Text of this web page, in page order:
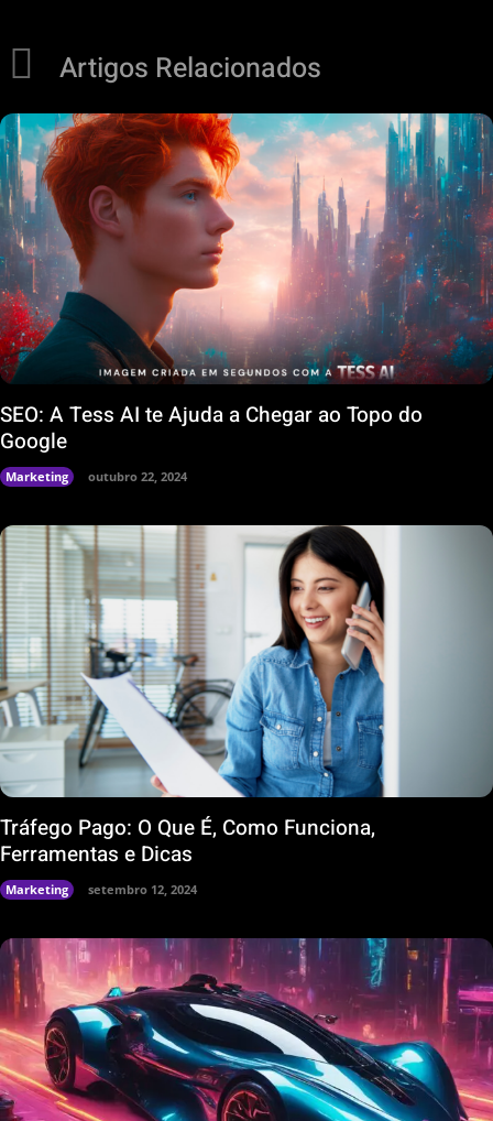
Artigos Relacionados
SEO: A Tess AI te Ajuda a Chegar ao Topo do
Google
Marketing outubro 22, 2024
Tráfego Pago: O Que É, Como Funciona,
Ferramentas e Dicas
Marketing setembro 12, 2024